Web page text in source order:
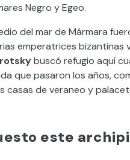
Negro y Egeo.
del mar de Mármara
emperatrices bizantinas
buscó refugio aquí
que pasaron los años,
de veraneo y
este